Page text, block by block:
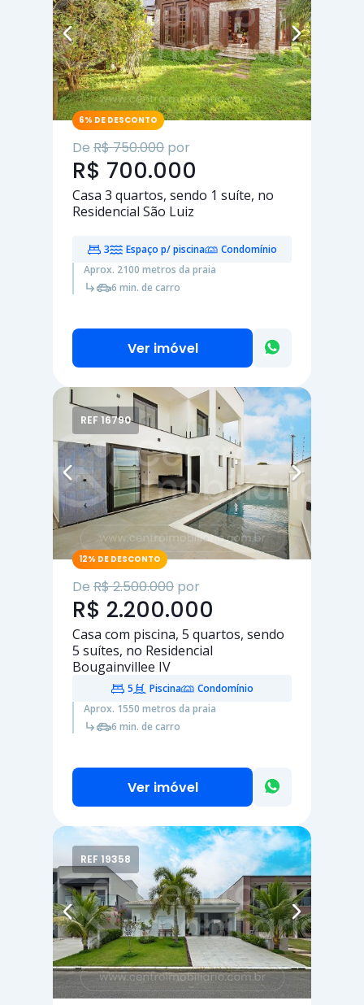
6% DE DESCONTO
De R$ 750.000 por
R$ 700.000
Casa 3 quartos, sendo 1 suíte, no
Residencial São Luiz
3 Espaço p/ piscina
Condomínio
Aprox. 2100 metros da praia
6 min. de carro
Ver imóvel
REF 16790
12% DE DESCONTO
De R$ 2.500.000 por
R$ 2.200.000
Casa com piscina, 5 quartos, sendo
5 suítes, no Residencial
Bougainvillee IV
5 Piscina
Condomínio
Aprox. 1550 metros da praia
6 min. de carro
Ver imóvel
REF 19358